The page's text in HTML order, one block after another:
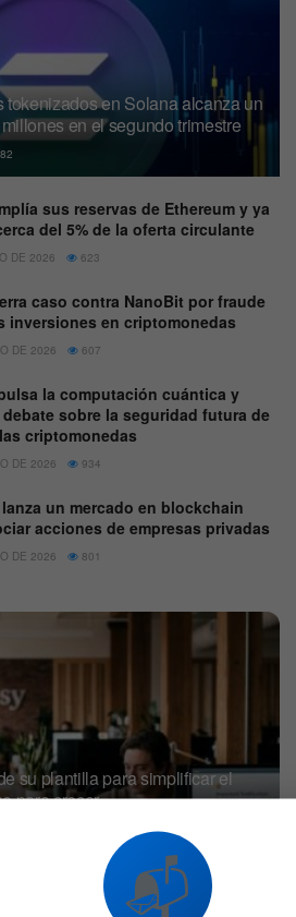
tokenizados en Solana alcanza un
en el segundo trimestre
sus reservas de Ethereum y ya
del 5% de la oferta circulante
DE 2026 623
caso contra NanoBit por fraude
inversiones en criptomonedas
DE 2026 607
la computación cuántica y
debate sobre la seguridad futura de
criptomonedas
DE 2026 934
un mercado en blockchain
acciones de empresas privadas
DE 2026 801
su plantilla para simplificar el
para crecer
beneficios de Big Tech
verdad incómoda📬